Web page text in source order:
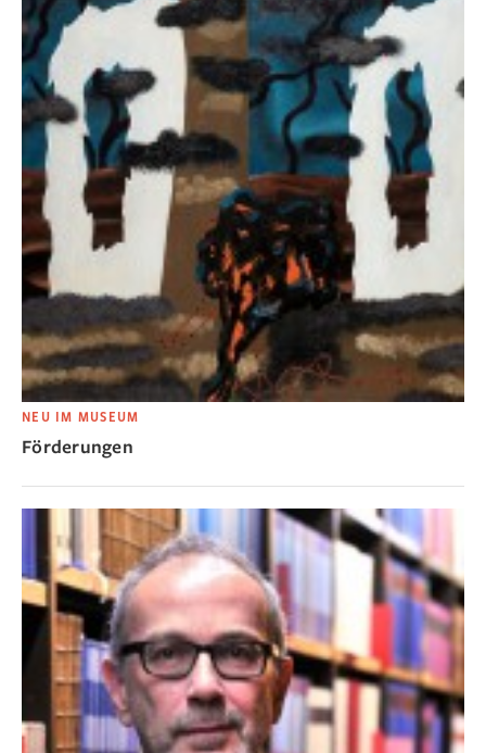
NEU IM MUSEUM
Förderungen